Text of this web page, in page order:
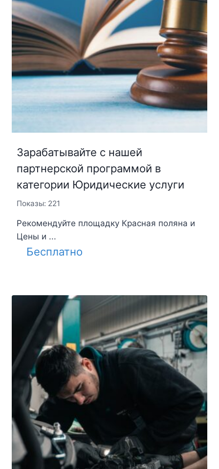
Зарабатывайте с нашей
партнерской программой в
категории Юридические услуги
Показы: 221
Рекомендуйте площадку Красная поляна и
Цены и ...
Бесплатно